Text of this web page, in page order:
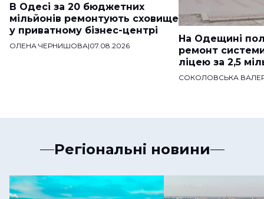
В Одесі за 20 бюджетних
мільйонів ремонтують сховище
у приватному бізнес-центрі
ОЛЕНА ЧЕРНИШОВА|07.08.2026
На Одещині
ремонт
ліцею за 2,5
СОКОЛОВСЬКА
Регіональні новини